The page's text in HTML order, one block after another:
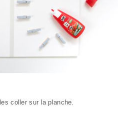
coller sur la planche.